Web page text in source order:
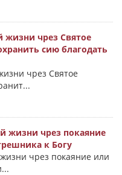
жизни чрез Святое
сию благодать
чрез Святое
жизни чрез покаяние
к Богу
чрез покаяние или